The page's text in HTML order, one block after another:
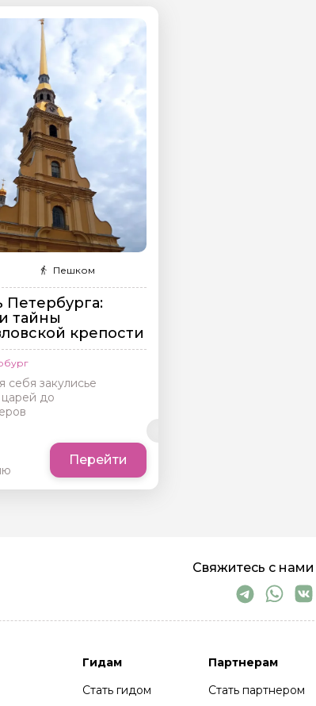
✅ Живую подачу без занудства и
✅ Секреты и детали, которые не
✅ Истории великих личностей,
✅ Атмосферу открытия: каждая
после экскурсии хочется
После наших экскурсий Вы не
Петербург. Понимаете его душу.
домой с ощущением, что прожили
Почему нас выбирают
• Мы не пересказываем
история, рассказанная с
никаких дежурных фраз. Только
делу.
• Мы погружаем в эпоху. С нами
про историю — вы её проживаете.
красивыми зданиями. Они
хочется вернуться и увидеть ещё.
Пешком
Петербурга:
тайны
крепости
себя закулисье
царей до
Перейти
Свяжитесь с нами
Гидам
Стать гидом
Партнерам
Стать партнером